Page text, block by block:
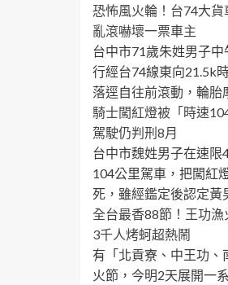
恐怖風火輪！台74大
亂滾嚇壞一票車主
台中市71歲朱姓男子
行經台74線東向21.5k
落逕自往前滾動，輪胎
騎士闖紅燈被「時速
駕駛仍判刑8月
台中市魏姓男子在速限
104公里駕車，把闖紅
死，雖經鑑定後認定黃
全台最香88節！王功漁
3千人烤蚵超熱鬧
有「北貢寮、中王功、
火節，今明2天展開一